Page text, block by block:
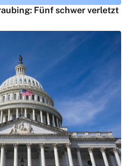
Fünf schwer verletzt